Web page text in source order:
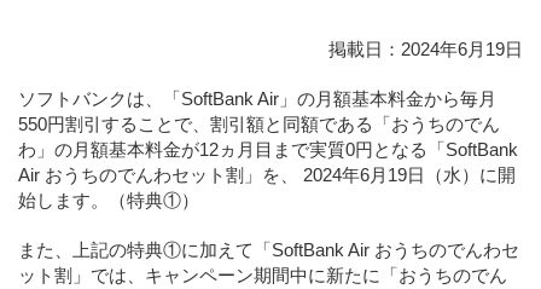
掲載日：2024年6月19日
ソフトバンクは、「SoftBank Air」の月額基本料金から毎月
550円割引することで、割引額と同額である「おうちのでん
わ」の月額基本料金が12ヵ月目まで実質0円となる「SoftBank
Air おうちのでんわセット割」を、 2024年6月19日（水）に開
始します。（特典①）
また、上記の特典①に加えて「SoftBank Air おうちのでんわセ
ット割」では、キャンペーン期間中に新たに「おうちのでん